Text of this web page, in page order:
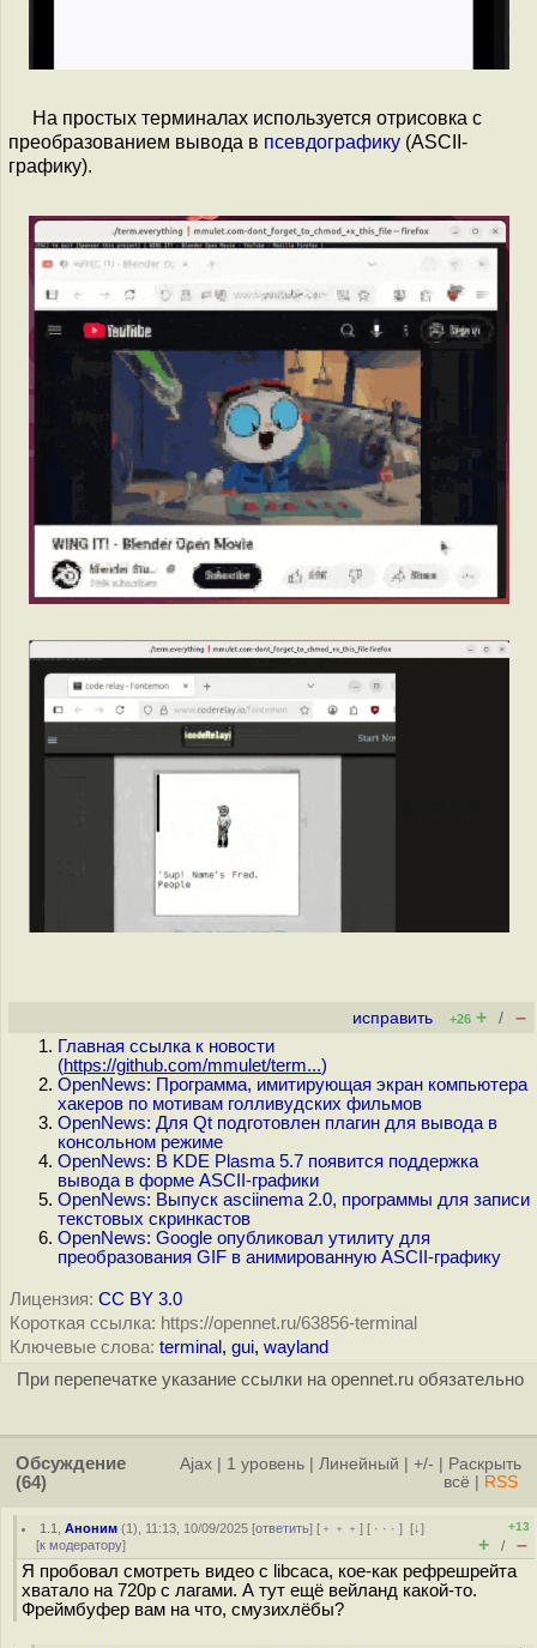
На простых терминалах используется отрисовка с
преобразованием вывода в псевдографику (ASCII-
графику).
исправить +26 + / –
Главная ссылка к новости
(https://github.com/mmulet/term...)
OpenNews: Программа, имитирующая экран компьютера
хакеров по мотивам голливудских фильмов
OpenNews: Для Qt подготовлен плагин для вывода в
консольном режиме
OpenNews: В KDE Plasma 5.7 появится поддержка
вывода в форме ASCII-графики
OpenNews: Выпуск asciinema 2.0, программы для записи
текстовых скринкастов
OpenNews: Google опубликовал утилиту для
преобразования GIF в анимированную ASCII-графику
Лицензия: CC BY 3.0
Короткая ссылка: https://opennet.ru/63856-terminal
Ключевые слова: terminal , gui, wayland
При перепечатке указание ссылки на opennet.ru обязательно
Обсуждение
(64)
Ajax 1 уровень Линейный +/-
Раскрыть
всё
RSS
1.1 ,Аноним (1), 11:13, 10/09/2025 [ответить] [ ﹢﹢﹢] [ · · ·][↓]
[к модератору]
+13
+ / –
Я пробовал смотреть видео с libcaca, кое-как рефрешрейта
хватало на 720p с лагами. А тут ещё вейланд какой-то.
Фреймбуфер вам на что, смузихлёбы?